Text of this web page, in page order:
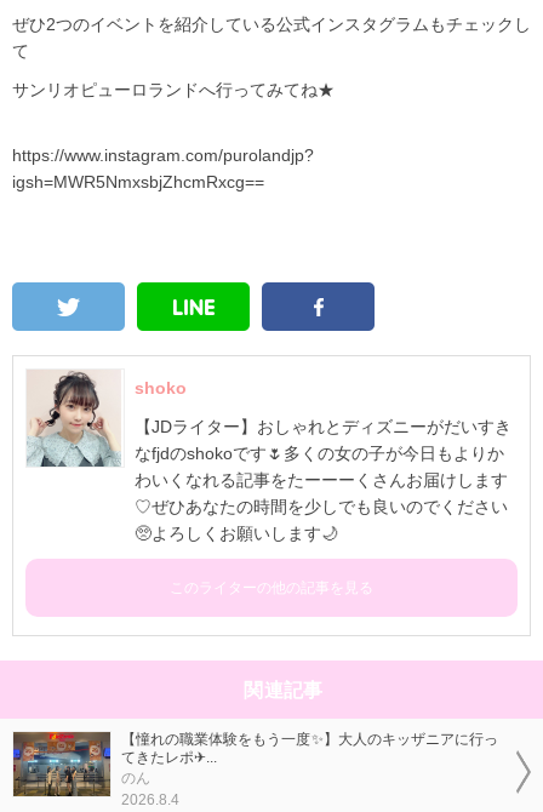
ぜひ2つのイベントを紹介している公式インスタグラムもチェックし
て
サンリオピューロランドへ行ってみてね★
https://www.instagram.com/purolandjp?
igsh=MWR5NmxsbjZhcmRxcg==
shoko
【JDライター】おしゃれとディズニーがだいすき
なfjdのshokoです🌷多くの女の子が今日もよりか
わいくなれる記事をたーーーくさんお届けします
♡ぜひあなたの時間を少しでも良いのでください
🥺よろしくお願いします🌙
このライターの他の記事を見る
関連記事
【憧れの職業体験をもう一度✨】大人のキッザニアに行っ
てきたレポ✈...
のん
2026.8.4